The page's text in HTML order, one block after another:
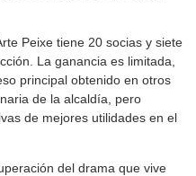
Peixe tiene 20 socias y siete
La ganancia es limitada,
principal obtenido en otros
de la alcaldía, pero
de mejores utilidades en el
del drama que vive